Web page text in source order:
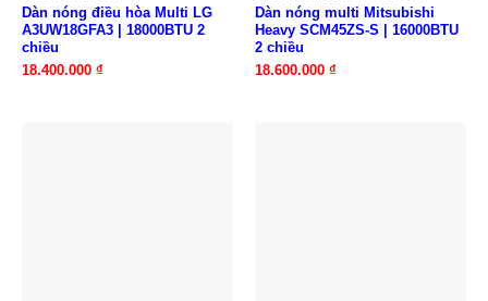
Dàn nóng điều hòa Multi LG
A3UW18GFA3 | 18000BTU 2
chiều
18.400.000 ₫
Dàn nóng multi Mitsubishi
Heavy SCM45ZS-S | 16000BTU
2 chiều
18.600.000 ₫